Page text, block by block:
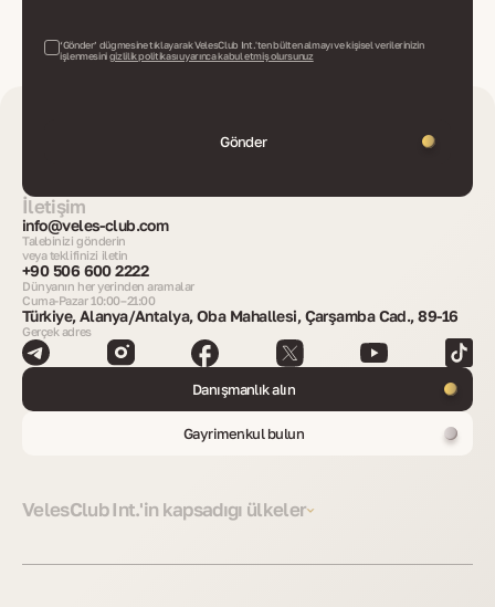
‘Gönder’ düğmesine tıklayarak VelesClub Int.'ten bülten almayı ve kişisel verilerinizin
işlenmesinigizlilik politikası uyarınca kabul etmiş olursunuz
Gönder
İletişim
info@veles-club.com
Talebinizi gönderin
veya teklifinizi iletin
+90 506 600 2222
Dünyanın her yerinden aramalar
Cuma-Pazar 10:00–21:00
Türkiye, Alanya/Antalya, Oba Mahallesi, Çarşamba Cad., 89-16
Gerçek adres
Danışmanlık alın
Gayrimenkul bulun
VelesClub Int.'in kapsadığı ülkeler